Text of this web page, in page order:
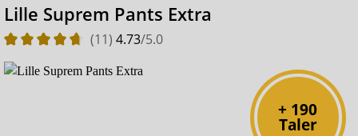
Lille Suprem Pants Extra
(11) 4.73/5.0
+ 190
Taler